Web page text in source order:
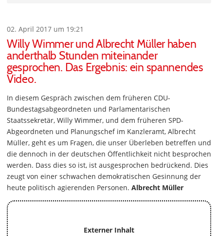
02. April 2017 um 19:21
Willy Wimmer und Albrecht Müller haben
anderthalb Stunden miteinander
gesprochen. Das Ergebnis: ein spannendes
Video.
In diesem Gespräch zwischen dem früheren CDU-
Bundestagsabgeordneten und Parlamentarischen
Staatssekretär, Willy Wimmer, und dem früheren SPD-
Abgeordneten und Planungschef im Kanzleramt, Albrecht
Müller, geht es um Fragen, die unser Überleben betreffen und
die dennoch in der deutschen Öffentlichkeit nicht besprochen
werden. Dass dies so ist, ist ausgesprochen bedrückend. Dies
zeugt von einer schwachen demokratischen Gesinnung der
heute politisch agierenden Personen. Albrecht Müller
Externer Inhalt